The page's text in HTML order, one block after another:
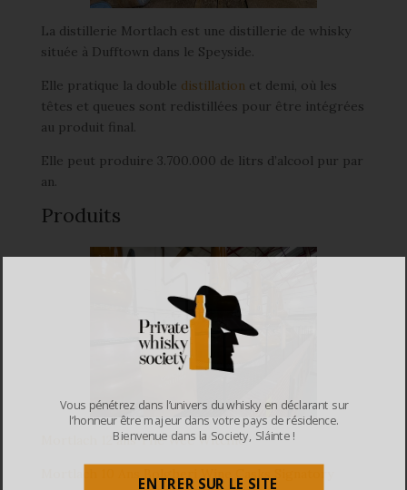
La distillerie Mortlach est une distillerie de whisky
située à Dufftown dans le Speyside.
Elle pratique la double distillation et demi, où les
têtes et queues sont redistillées pour être intégrées
au produit final.
Elle peut produire 3.700.000 de litrs d’alcool pur par
an.
Produits
Mortlach 12 ans The Wee Witchie
Vous pénétrez dans l’univers du whisky en déclarant sur
l’honneur être majeur dans votre pays de résidence.
Bienvenue dans la Society, Sláinte !
ENTRER SUR LE SITE